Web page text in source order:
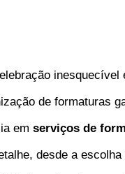
inesquecível
de formaturas
em serviços de
desde a